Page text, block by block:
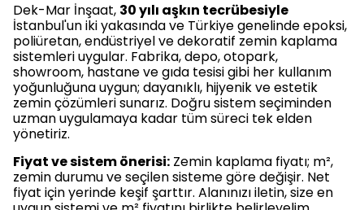
Dek-Mar İnşaat, 30 yılı aşkın tecrübesiyle
İstanbul'un iki yakasında ve Türkiye genelinde epoksi,
poliüretan, endüstriyel ve dekoratif zemin kaplama
sistemleri uygular. Fabrika, depo, otopark,
showroom, hastane ve gıda tesisi gibi her kullanım
yoğunluğuna uygun; dayanıklı, hijyenik ve estetik
zemin çözümleri sunarız. Doğru sistem seçiminden
uzman uygulamaya kadar tüm süreci tek elden
yönetiriz.
Fiyat ve sistem önerisi: Zemin kaplama fiyatı; m²,
zemin durumu ve seçilen sisteme göre değişir. Net
fiyat için yerinde keşif şarttır. Alanınızı iletin, size en